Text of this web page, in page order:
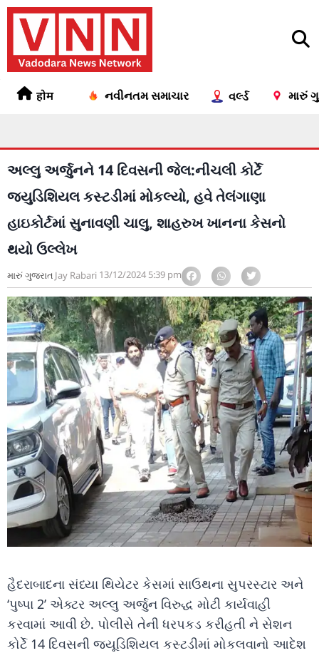
होम નવીનતમ સમાચાર વર્લ્ડ મારું
અલ્લુ અર્જુનને 14 દિવસની જેલ:નીચલી કોર્ટે
જ્યુડિશિયલ કસ્ટડીમાં મોકલ્યો, હવે તેલંગાણા
હાઇકોર્ટમાં સુનાવણી ચાલુ, શાહરુખ ખાનના કેસનો
થયો ઉલ્લેખ
મારું ગુજરાત Jay Rabari 13/12/2024 5:39 pm
હૈદરાબાદના સંધ્યા થિયેટર કેસમાં સાઉથના સુપરસ્ટાર અને
‘પુષ્પા 2’ એક્ટર અલ્લુ અર્જુન વિરુદ્ધ મોટી કાર્યવાહી
કરવામાં આવી છે. પોલીસે તેની ધરપકડ કરીહતી ને સેશન
કોર્ટે 14 દિવસની જ્યૂડિશિયલ કસ્ટડીમાં મોકલવાનો આદેશ